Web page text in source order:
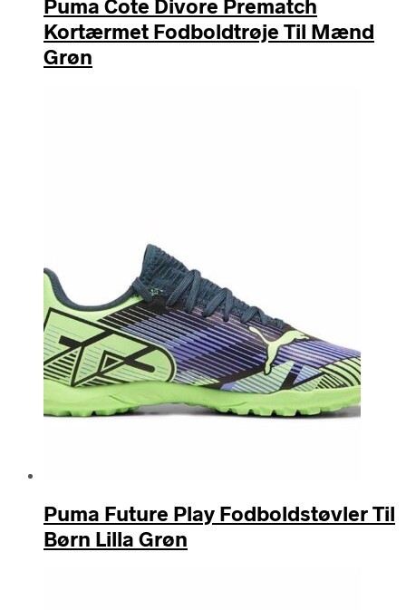
Puma Cote Divore Prematch
Kortærmet Fodboldtrøje Til Mænd
Grøn
Puma Future Play Fodboldstøvler Til
Børn Lilla Grøn